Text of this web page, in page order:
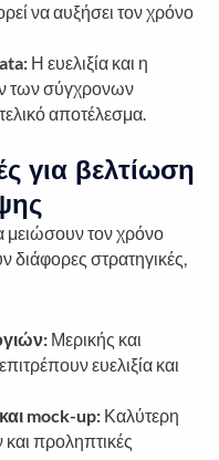
να αυξήσει τον χρόνο
Η ευελιξία και η
των σύγχρονων
αποτέλεσμα.
για βελτίωση
μειώσουν τον χρόνο
στρατηγικές,
Μερικής και
ευελιξία και
mock-up:Καλύτερη
προληπτικές